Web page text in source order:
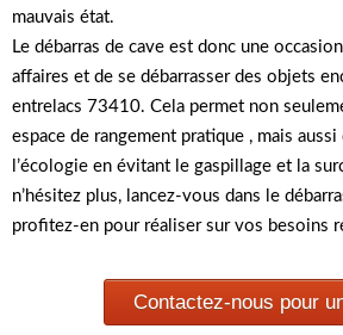
mauvais état.
Le débarras de cave est donc une
affaires et de se débarrasser des objets
entrelacs 73410. Cela permet non
espace de rangement pratique , mais
l’écologie en évitant le gaspillage et la
n’hésitez plus, lancez-vous dans le
profitez-en pour réaliser sur vos besoins
Contactez-nous pour